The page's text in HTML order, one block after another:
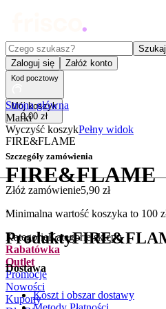
Czego szukasz?
Szukaj
Zaloguj się
Załóż konto
Kod pocztowy
Mój koszyk
0,00 zł
Wyczyść koszykPełny widok
Szczegóły zamówienia
Złóż zamówienie5,90 zł
Minimalna wartość koszyka to 100
KategorieKategorie sklepu
Rabatówka
Outlet
Promocje
Nowości
Kupony
Strona główna
Marki
FIRE&FLAME
FIRE&FLAME
.
Produkty
Dostawa
Koszt i obszar dostawy